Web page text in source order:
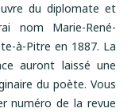
du diplomate et
nom Marie-René-
à-Pitre en 1887. La
auront laissé une
du poète. Vous
numéro de la revue